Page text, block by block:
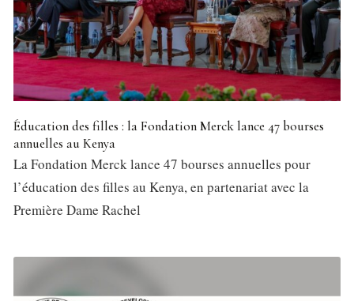
Éducation des filles : la Fondation Merck lance 47 bourses
annuelles au Kenya
La Fondation Merck lance 47 bourses annuelles pour
l’éducation des filles au Kenya, en partenariat avec la
Première Dame Rachel